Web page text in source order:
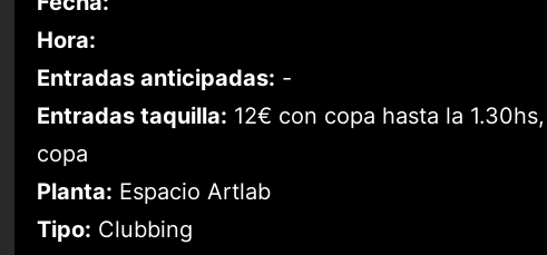
Hora:
Entradas anticipadas: -
Entradas taquilla: 12€ con copa hasta la
copa
Planta: Espacio Artlab
Tipo: Clubbing